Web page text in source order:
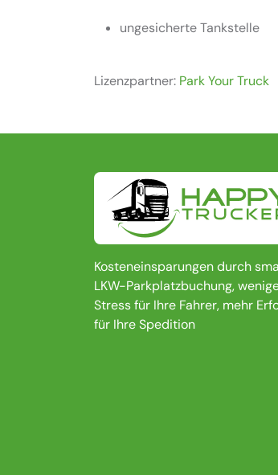
ungesicherte Tankstelle
Lizenzpartner: Park Your Truck
Kosteneinsparungen durch
LKW-Parkplatzbuchung,
Stress für Ihre Fahrer, mehr
für Ihre Spedition